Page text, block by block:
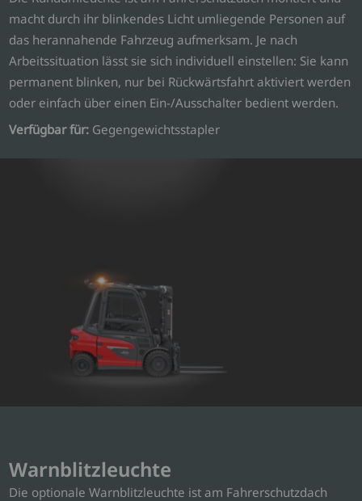
macht durch ihr blinkendes Licht umliegende Personen auf
das herannahende Fahrzeug aufmerksam. Je nach
Arbeitssituation lässt sie sich individuell einstellen: Sie kann
permanent blinken, nur bei Rückwärtsfahrt aktiviert werden
oder einfach über einen Ein-/Ausschalter bedient werden.
Verfügbar für: Gegengewichtsstapler
Warnblitzleuchte
Die optionale Warnblitzleuchte ist am Fahrerschutzdach